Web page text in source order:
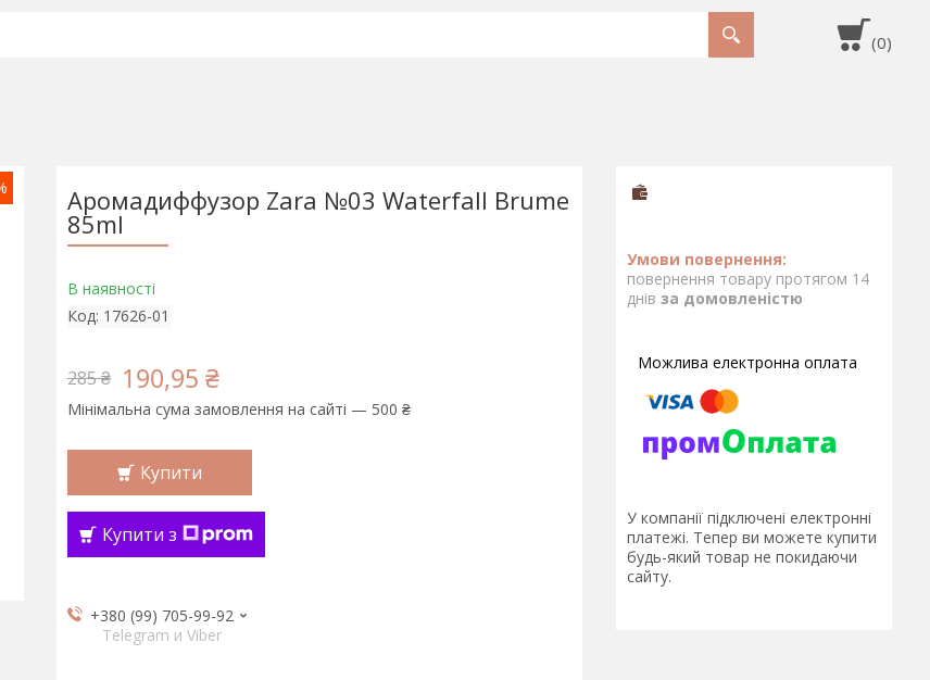
Аромадиффузор Zara №03 Waterfall Brume
85ml
В наявності
Код: 17626-01
285 ₴ 190,95 ₴
Мінімальна сума замовлення на сайті — 500 ₴
Купити
Купити з
+380 (99) 705-99-92
Telegram и Viber
повернення товару протягом 14
днів за домовленістю
У компанії підключені електронні
платежі. Тепер ви можете купити
будь-який товар не покидаючи
сайту.